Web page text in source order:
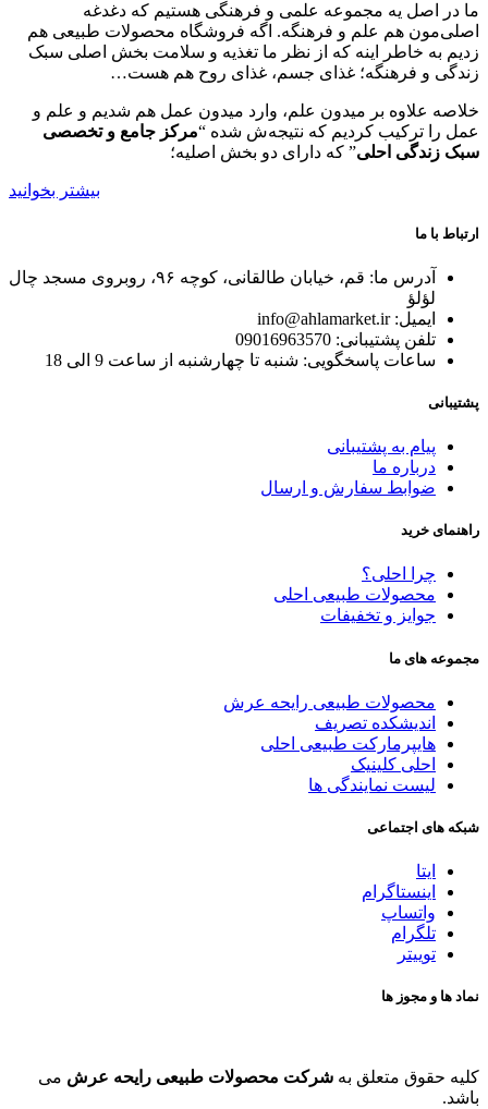
ما در اصل یه مجموعه علمی و فرهنگی هستیم که دغدغه
اصلی‌مون هم علم و فرهنگه. اگه فروشگاه محصولات طبیعی هم
زدیم به خاطر اینه که از نظر ما تغذیه و سلامت بخش اصلی سبک
زندگی و فرهنگه؛ غذای جسم، غذای روح هم هست…
خلاصه علاوه بر میدون علم، وارد میدون عمل هم شدیم و علم و
عمل را ترکیب کردیم که نتیجه‌ش شده “مرکز جامع و تخصصی
سبک زندگی احلی” که دارای دو بخش اصلیه؛
بیشتر بخوانید
ارتباط با ما
آدرس ما: قم، خیابان طالقانی، کوچه ۹۶، روبروی مسجد چال
لؤلؤ
ایمیل: info@ahlamarket.ir
تلفن پشتیبانی: 09016963570
ساعات پاسخگویی: شنبه تا چهارشنبه از ساعت 9 الی 18
پشتیبانی
پیام به پشتیبانی
درباره ما
ضوابط سفارش و ارسال
راهنمای خرید
چرا احلی؟
محصولات طبیعی احلی
جوایز و تخفیفات
مجموعه های ما
محصولات طبیعی رایحه عرش
اندیشکده تصریف
هایپرمارکت طبیعی احلی
احلی کلینیک
لیست نمایندگی ها
شبکه های اجتماعی
ایتا
اینستاگرام
واتساپ
تلگرام
توییتر
نماد ها و مجوز ها
کلیه حقوق متعلق به شرکت محصولات طبیعی رایحه عرش می
باشد.